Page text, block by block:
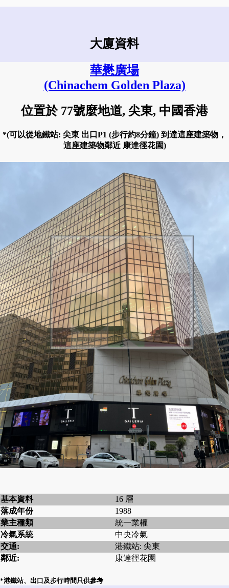
大廈資料
華懋廣場
(Chinachem Golden Plaza)
位置於 77號麼地道, 尖東, 中國香港
*(可以從地鐵站: 尖東 出口P1 (步行約8分鐘) 到達這座建築物，
這座建築物鄰近 康達徑花園)
基本資料
16 層
落成年份
1988
業主種類
統一業權
冷氣系統
中央冷氣
交通:
港鐵站: 尖東
鄰近:
康達徑花園
*港鐵站、出口及步行時間只供參考